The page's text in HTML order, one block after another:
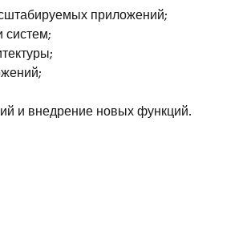
приложений;
систем;
и внедрение новых функций.